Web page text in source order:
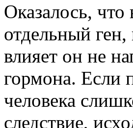
Оказалось, что
отдельный
влияет он не
гормона. Если
человека
следствие,